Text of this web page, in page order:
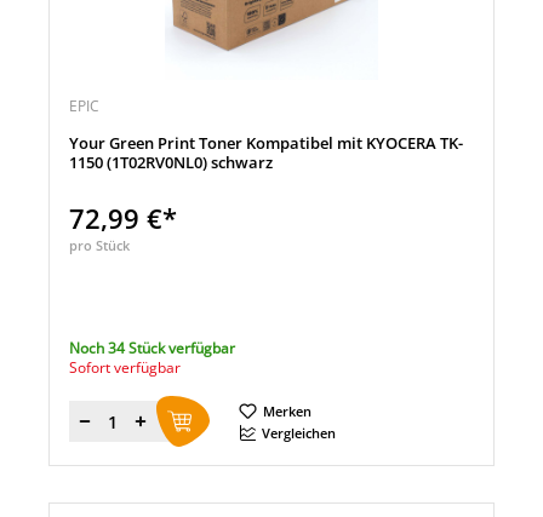
EPIC
Your Green Print Toner Kompatibel mit KYOCERA TK-
1150 (1T02RV0NL0) schwarz
72,99 €*
pro Stück
Noch 34 Stück verfügbar
Sofort verfügbar
Menge
Merken
Vergleichen